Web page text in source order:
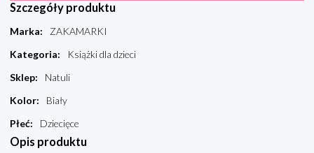
Szczegóły produktu
Marka:
ZAKAMARKI
Kategoria:
Książki dla dzieci
Sklep:
Natuli
Kolor:
Biały
Płeć: Dziecięce
Opis produktu